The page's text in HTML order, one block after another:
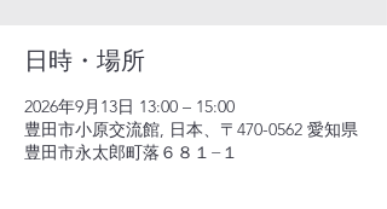
日時・場所
2026年9月13日 13:00 – 15:00
豊田市小原交流館, 日本、〒470-0562 愛知県
豊田市永太郎町落６８１−１